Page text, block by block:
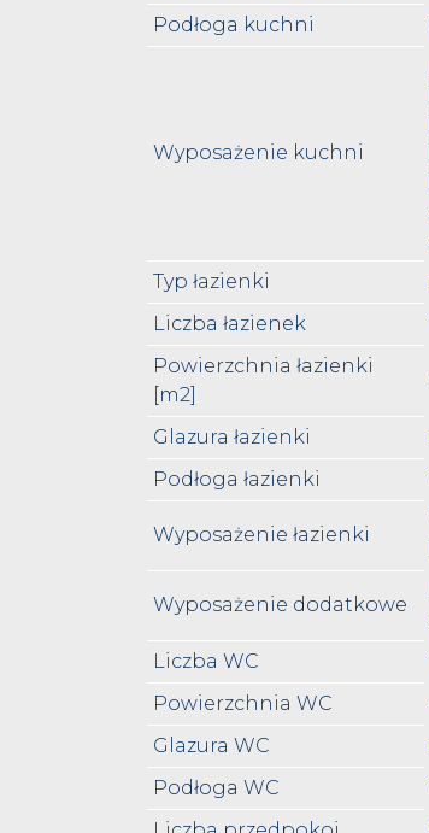
Podłoga kuchni
Wyposażenie kuchni
Typ łazienki
Liczba łazienek
Powierzchnia łazienki
[m2]
Glazura łazienki
Podłoga łazienki
Wyposażenie łazienki
Wyposażenie dodatkowe
Liczba WC
Powierzchnia WC
Glazura WC
Podłoga WC